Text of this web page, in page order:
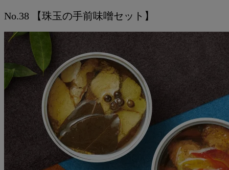
No.38 【珠玉の手前味噌セット】